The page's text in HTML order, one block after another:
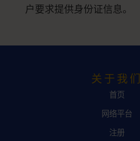
户要求提供身份证信息。
关于我们
首页
网络平台
注册